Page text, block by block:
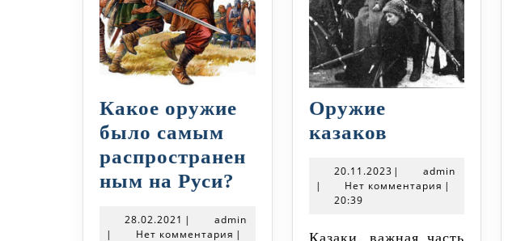
Какое оружие
было самым
распространен
ным на Руси?
было
28.02.2021 28.02.2021
| adminadmin
|
Нет комментария |
Оружие
казаков
20.11.202320.11.2023
| admin
|
Нет комментария |
20:39